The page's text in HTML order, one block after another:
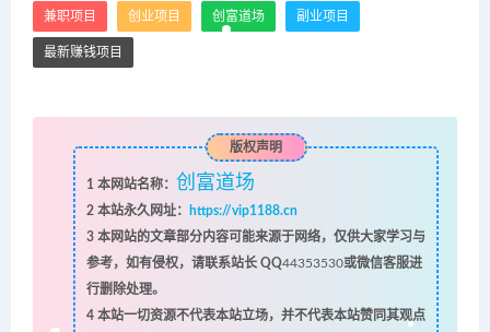
兼职项目 创业项目 创富道场 副业项目
最新赚钱项目
版权声明
1 本网站名称： 创富道场
2本站永久网址：
https://vip1188.cn
3本网站的文章部分内容可能来源于网络，仅供大家学习与
参考，如有侵权，请联系站长 QQ44353530或微信客服进
行删除处理。
4本站一切资源不代表本站立场，并不代表本站赞同其观点